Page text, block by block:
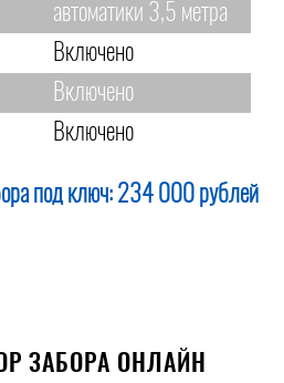
автоматики 3,5 метра
Включено
Включено
Включено
под ключ: 234 000 рублей
ЗАБОРА ОНЛАЙН